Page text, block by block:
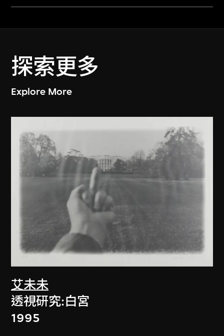
探索更多
Explore More
艾未未
透視研究:白宮
1995